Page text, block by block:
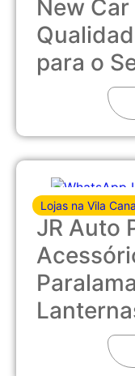
New
para o
Lojas na Vila
JR Auto